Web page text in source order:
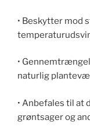
• Beskytter mod
•
naturlig
• Anbefales til
grøntsager og